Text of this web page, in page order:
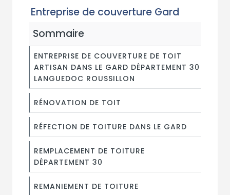
Entreprise de couverture Gard
Sommaire
ENTREPRISE DE COUVERTURE DE TOIT
ARTISAN DANS LE GARD DÉPARTEMENT 30
LANGUEDOC ROUSSILLON
RÉNOVATION DE TOIT
RÉFECTION DE TOITURE DANS LE GARD
REMPLACEMENT DE TOITURE
DÉPARTEMENT 30
REMANIEMENT DE TOITURE